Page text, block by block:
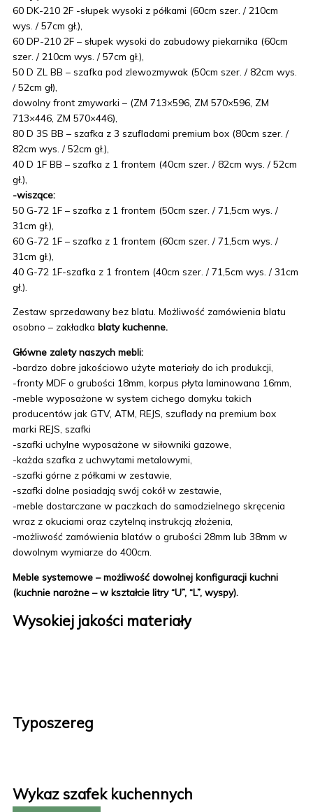
60 DK-210 2F -słupek wysoki z półkami (60cm szer. / 210cm
wys. / 57cm gł.),
60 DP-210 2F – słupek wysoki do zabudowy piekarnika (60cm
szer. / 210cm wys. / 57cm gł.),
50 D ZL BB – szafka pod zlewozmywak (50cm szer. / 82cm wys.
/ 52cm gł),
dowolny front zmywarki – (ZM 713×596, ZM 570×596, ZM
713×446, ZM 570×446),
80 D 3S BB – szafka z 3 szufladami premium box (80cm szer. /
82cm wys. / 52cm gł.),
40 D 1F BB – szafka z 1 frontem (40cm szer. / 82cm wys. / 52cm
gł.),
-wiszące:
50 G-72 1F – szafka z 1 frontem (50cm szer. / 71,5cm wys. /
31cm gł.),
60 G-72 1F – szafka z 1 frontem (60cm szer. / 71,5cm wys. /
31cm gł.),
40 G-72 1F-szafka z 1 frontem (40cm szer. / 71,5cm wys. / 31cm
gł.).
Zestaw sprzedawany bez blatu. Możliwość zamówienia blatu
osobno – zakładka blaty kuchenne.
Główne zalety naszych mebli:
-bardzo dobre jakościowo użyte materiały do ich produkcji,
-fronty MDF o grubości 18mm, korpus płyta laminowana 16mm,
-meble wyposażone w system cichego domyku takich
producentów jak GTV, ATM, REJS, szuflady na premium box
marki REJS, szafki
-szafki uchylne wyposażone w siłowniki gazowe,
-każda szafka z uchwytami metalowymi,
-szafki górne z półkami w zestawie,
-szafki dolne posiadają swój cokół w zestawie,
-meble dostarczane w paczkach do samodzielnego skręcenia
wraz z okuciami oraz czytelną instrukcją złożenia,
-możliwość zamówienia blatów o grubości 28mm lub 38mm w
dowolnym wymiarze do 400cm.
Meble systemowe – możliwość dowolnej konfiguracji kuchni
(kuchnie narożne – w kształcie litry “U”, “L”, wyspy).
Wysokiej jakości materiały
Typoszereg
Wykaz szafek kuchennych